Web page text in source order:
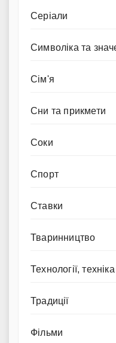
Серіали
Символіка та
Сім'я
Сни та прикмети
Соки
Спорт
Ставки
Тваринництво
Технології,
Традиції
Фільми